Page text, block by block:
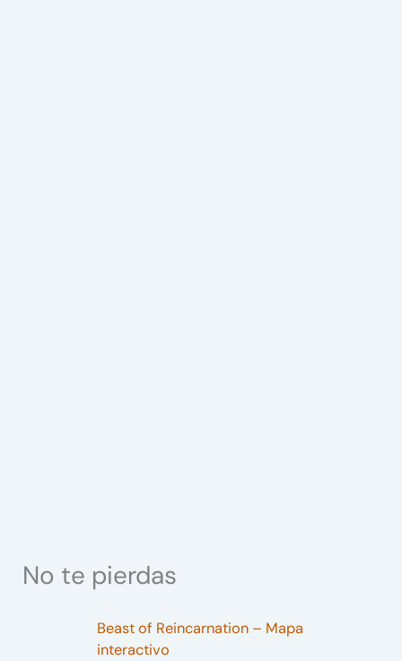
No te pierdas
Beast of Reincarnation – Mapa
interactivo